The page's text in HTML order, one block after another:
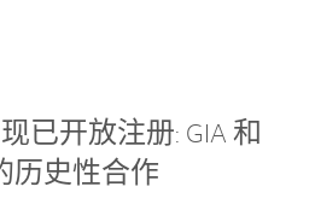
现已开放注册: GIA 和
历史性合作